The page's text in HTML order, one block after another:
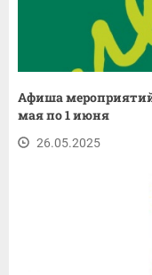
Афиша
мая по 1 июня
26.05.2025